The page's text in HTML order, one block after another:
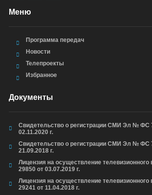
Меню
Программа передач
Новости
Телепроекты
Избранное
Документы
Свидетельство о регистрации СМИ Эл № ФС
02.11.2020 г.
Свидетельство о регистрации СМИ Эл № ФС
21.09.2018 г.
Лицензия на осуществление
29850 от 03.07.2019 г.
Лицензия на осуществление
29241 от 11.04.2018 г.